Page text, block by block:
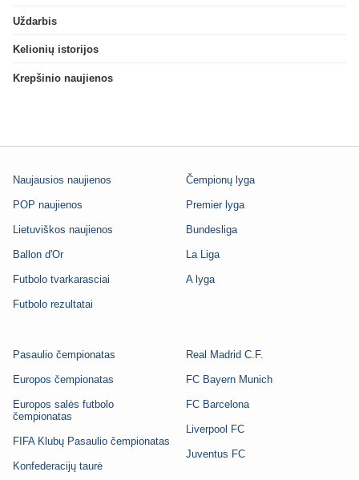
Uždarbis
Kelionių istorijos
Krepšinio naujienos
Naujausios naujienos
POP naujienos
Lietuviškos naujienos
Ballon d'Or
Futbolo tvarkarasciai
Futbolo rezultatai
Čempionų lyga
Premier lyga
Bundesliga
La Liga
A lyga
Pasaulio čempionatas
Europos čempionatas
Europos salės futbolo
čempionatas
FIFA Klubų Pasaulio čempionatas
Konfederacijų taurė
Real Madrid C.F.
FC Bayern Munich
FC Barcelona
Liverpool FC
Juventus FC